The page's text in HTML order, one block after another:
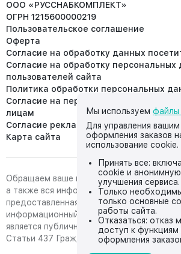
ООО «РУССНАБКОМПЛЕКТ»
ОГРН 1215600000219
Пользовательское соглашение
Оферта
Согласие на обработку данных
Согласие на обработку персональных
пользователей сайта
Политика обработки персональных
Согласие на передачу персональных
лицам
Согласие реклама
Карта сайта
Обращаем ваше внимание на то, что
а также вся информация о товарах и
предоставленная на нём, носит
информационный характер и ни при каких
является публичной офертой,
Статьи 437 Гражданского кодекса
Мы используем файлы
Для управления
оформления заказов
использование cookie.
Принять все:
cookie и
улучшения сервиса.
Только
только основные
работы сайта.
Отказаться: отказ
доступ к функциям
оформления